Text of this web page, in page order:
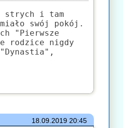
strych i tam
swój pokój.
"Pierwsze
rodzice nigdy
18.09.201920:45